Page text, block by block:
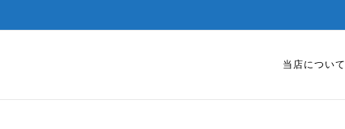
当店について